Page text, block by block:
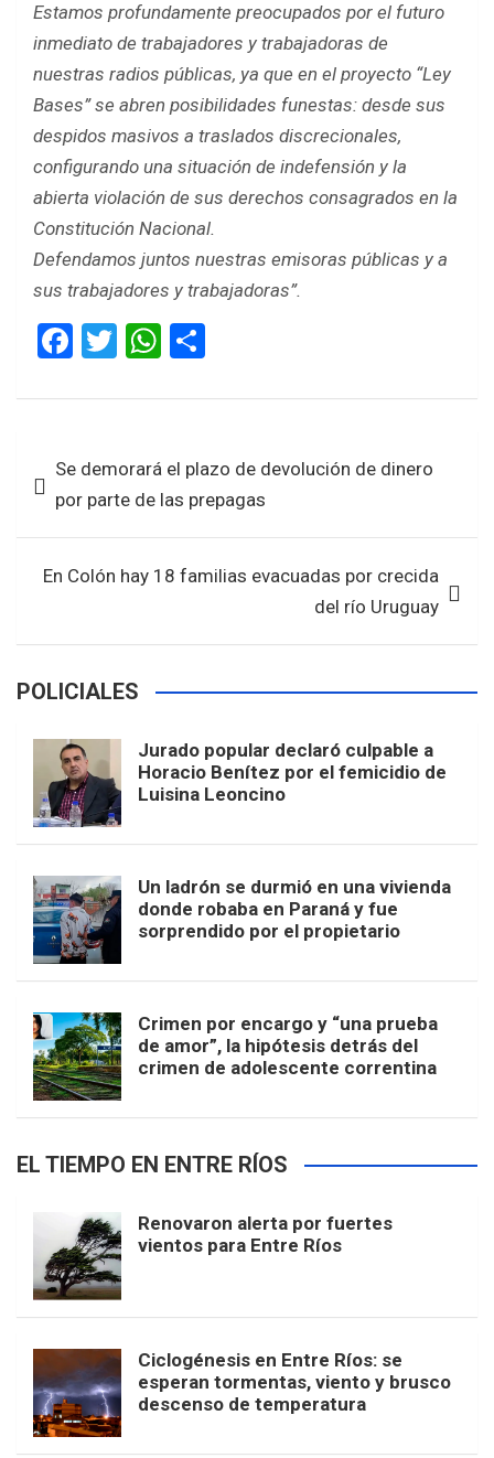
Estamos profundamente preocupados por el futuro
inmediato de trabajadores y trabajadoras de
nuestras radios públicas, ya que en el proyecto “Ley
Bases” se abren posibilidades funestas: desde sus
despidos masivos a traslados discrecionales,
configurando una situación de indefensión y la
abierta violación de sus derechos consagrados en la
Constitución Nacional.
Defendamos juntos nuestras emisoras públicas y a
sus trabajadores y trabajadoras”.
F
ce
o
o
k
T
tt
W
at
A
p
p
ar
de
entradas
Se demorará el plazo de devolución de dinero
por parte de las prepagas
En Colón hay 18 familias evacuadas por crecida
del río Uruguay
POLICIALES
Jurado popular declaró culpable a
Horacio Benítez por el femicidio de
Luisina Leoncino
Un ladrón se durmió en una vivienda
donde robaba en Paraná y fue
sorprendido por el propietario
Crimen por encargo y “una prueba
de amor”, la hipótesis detrás del
crimen de adolescente correntina
EL TIEMPO EN ENTRE RÍOS
Renovaron alerta por fuertes
vientos para Entre Ríos
Ciclogénesis en Entre Ríos: se
esperan tormentas, viento y brusco
descenso de temperatura